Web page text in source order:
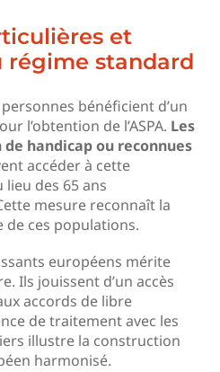
et
régime standard
bénéficient d’un
l’obtention de l’ASPA. Les
handicap ou reconnues
accéder à cette
lieu des 65 ans
mesure reconnaît la
ces populations.
européens mérite
Ils jouissent d’un accès
accords de libre
de traitement avec les
illustre la construction
harmonisé.